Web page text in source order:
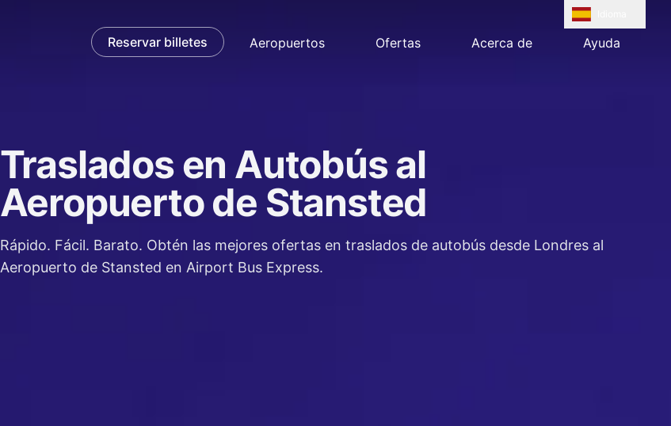
Reservar billetes Aeropuertos Ofertas Acerca de Ayuda
Traslados en Autobús al
Aeropuerto de Stansted
Rápido. Fácil. Barato. Obtén las mejores ofertas en traslados de autobús desde Londres al
Aeropuerto de Stansted en Airport Bus Express.